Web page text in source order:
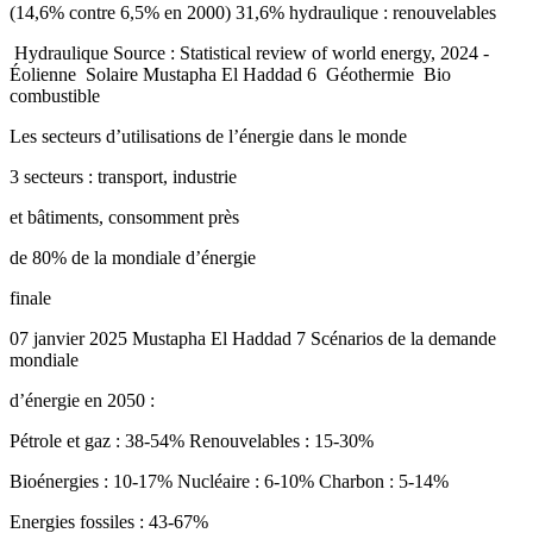
(14,6% contre 6,5% en 2000) 31,6% hydraulique : renouvelables
­ Hydraulique Source : Statistical review of world energy, 2024 ­
Éolienne ­ Solaire Mustapha El Haddad 6 ­ Géothermie ­ Bio
combustible
Les secteurs d’utilisations de l’énergie dans le monde
3 secteurs : transport, industrie
et bâtiments, consomment près
de 80% de la mondiale d’énergie
finale
07 janvier 2025 Mustapha El Haddad 7 Scénarios de la demande
mondiale
d’énergie en 2050 :
Pétrole et gaz : 38-54% Renouvelables : 15-30%
Bioénergies : 10-17% Nucléaire : 6-10% Charbon : 5-14%
Energies fossiles : 43-67%